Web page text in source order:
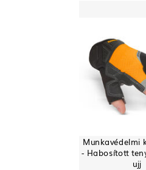
Munkavédelmi
- Habosított
ujj